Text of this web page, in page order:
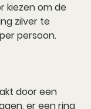
kiezen om de
zilver te
persoon.
door een
er een ring